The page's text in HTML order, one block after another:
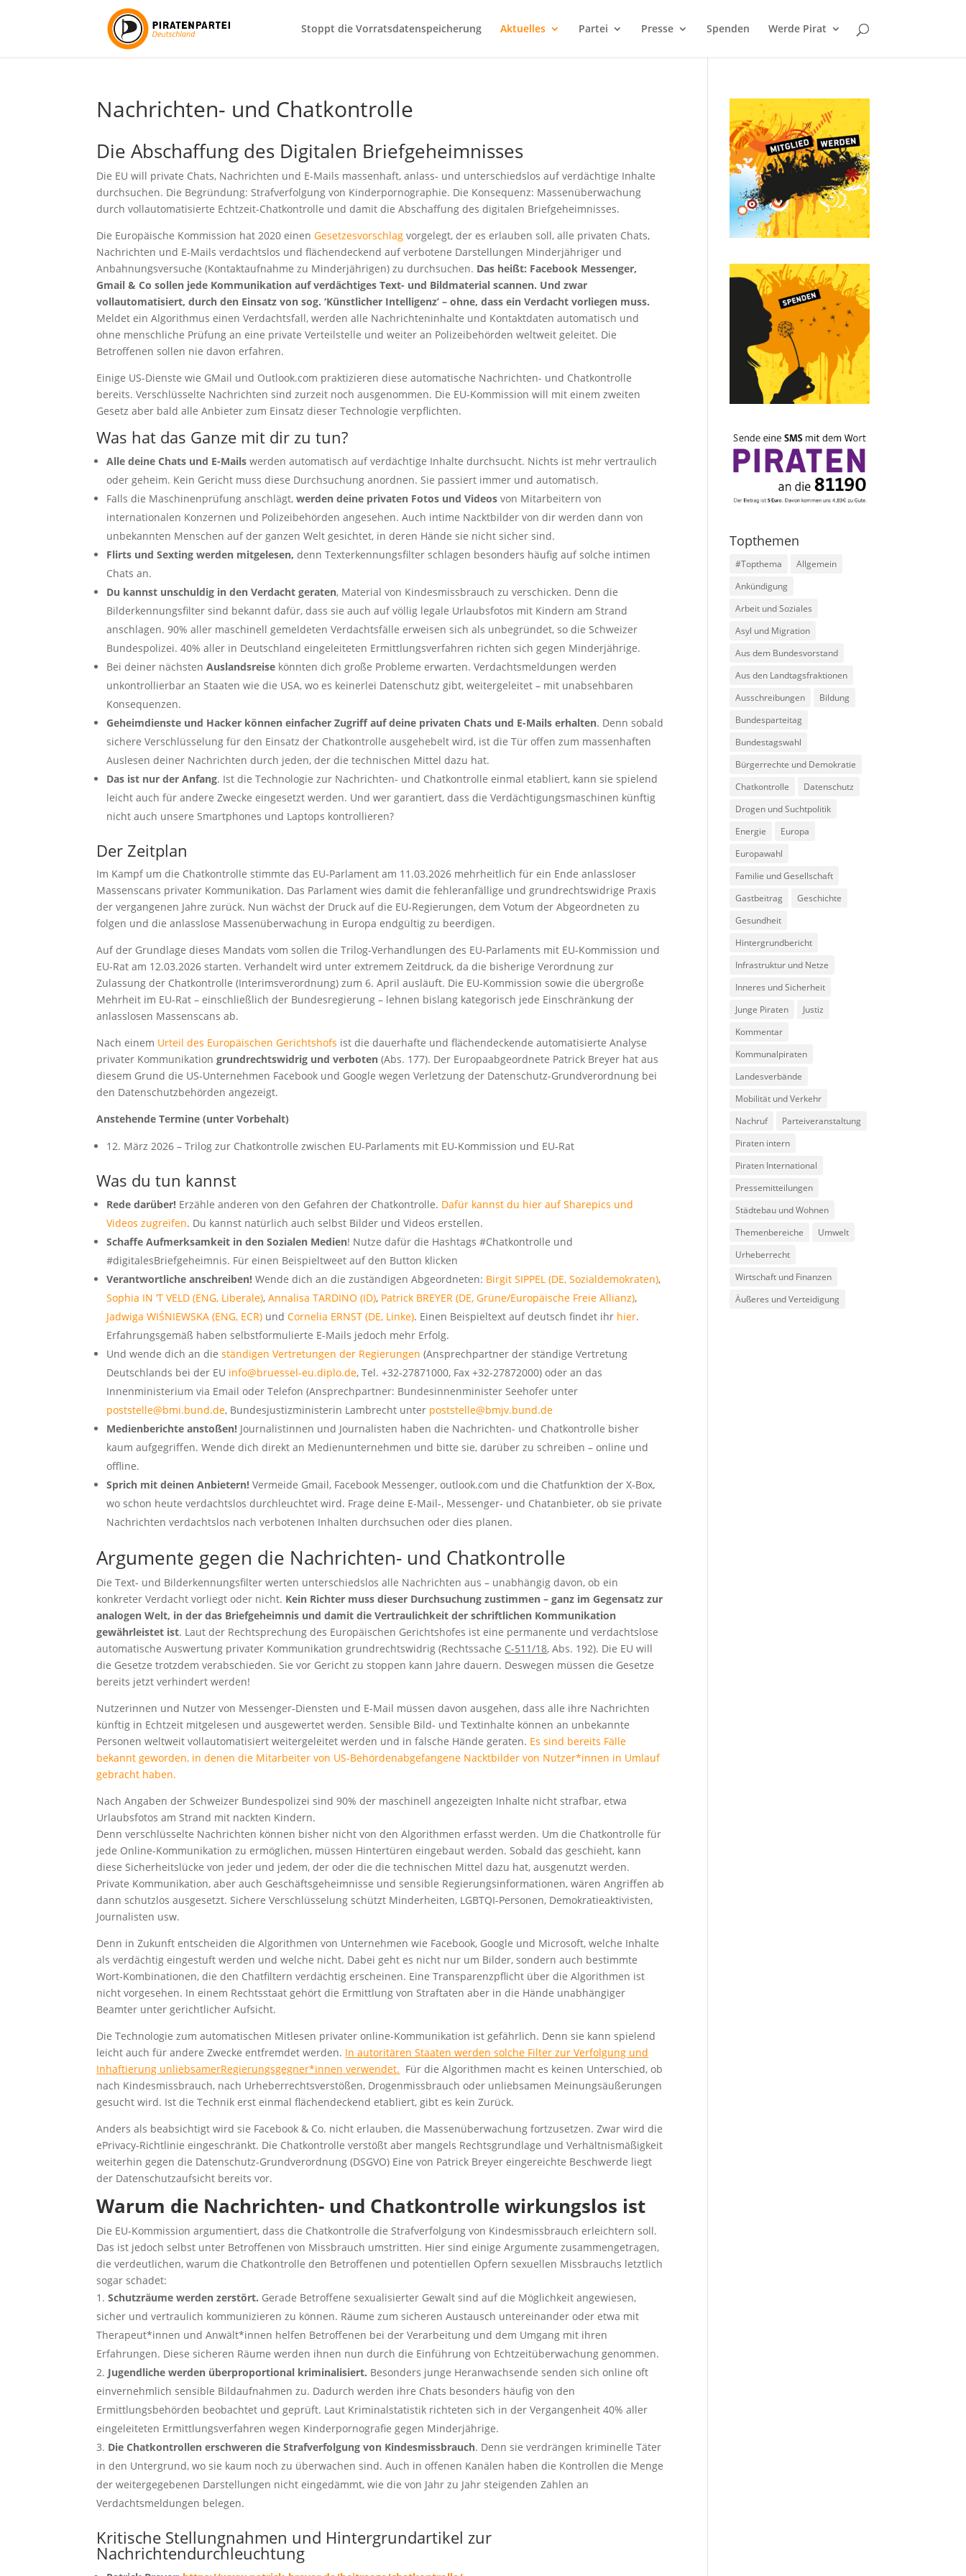
Stoppt die Vorratsdatenspeicherung Aktuelles Partei Presse Spenden Werde Pirat
Nachrichten- und Chatkontrolle
Die Abschaffung des Digitalen Briefgeheimnisses
Die EU will private Chats, Nachrichten und E-Mails massenhaft, anlass- und unterschiedslos auf verdächtige Inhalte
durchsuchen. Die Begründung: Strafverfolgung von Kinderpornographie. Die Konsequenz: Massenüberwachung
durch vollautomatisierte Echtzeit-Chatkontrolle und damit die Abschaffung des digitalen Briefgeheimnisses.
Die Europäische Kommission hat 2020 einenGesetzesvorschlag vorgelegt, der es erlauben soll, alle privaten Chats,
Nachrichten und E-Mails verdachtslos und flächendeckend auf verbotene Darstellungen Minderjähriger und
Anbahnungsversuche (Kontaktaufnahme zu Minderjährigen) zu durchsuchen. Das heißt: Facebook Messenger,
Gmail & Co sollen jede Kommunikation auf verdächtiges Text- und Bildmaterial scannen. Und zwar
vollautomatisiert, durch den Einsatz von sog. ‘Künstlicher Intelligenz’ – ohne, dass ein Verdacht vorliegen muss.
Meldet ein Algorithmus einen Verdachtsfall, werden alle Nachrichteninhalte und Kontaktdaten automatisch und
ohne menschliche Prüfung an eine private Verteilstelle und weiter an Polizeibehörden weltweit geleitet. Die
Betroffenen sollen nie davon erfahren.
Einige US-Dienste wie GMail und Outlook.com praktizieren diese automatische Nachrichten- und Chatkontrolle
bereits. Verschlüsselte Nachrichten sind zurzeit noch ausgenommen. Die EU-Kommission will mit einem zweiten
Gesetz aber bald alle Anbieter zum Einsatz dieser Technologie verpflichten.
Was hat das Ganze mit dir zu tun?
Alle deine Chats und E-Mails werden automatisch auf verdächtige Inhalte durchsucht. Nichts ist mehr vertraulich
oder geheim. Kein Gericht muss diese Durchsuchung anordnen. Sie passiert immer und automatisch.
Falls die Maschinenprüfung anschlägt,werden deine privaten Fotos und Videosvon Mitarbeitern von
internationalen Konzernen und Polizeibehörden angesehen. Auch intime Nacktbilder von dir werden dann von
unbekannten Menschen auf der ganzen Welt gesichtet, in deren Hände sie nicht sicher sind.
Flirts und Sexting werden mitgelesen,denn Texterkennungsfilter schlagen besonders häufig auf solche intimen
Chats an.
Du kannst unschuldig in den Verdacht geraten, Material von Kindesmissbrauch zu verschicken. Denn die
Bilderkennungsfilter sind bekannt dafür, dass sie auch auf völlig legale Urlaubsfotos mit Kindern am Strand
anschlagen. 90% aller maschinell gemeldeten Verdachtsfälle erweisen sich als unbegründet, so die Schweizer
Bundespolizei. 40% aller in Deutschland eingeleiteten Ermittlungsverfahren richten sich gegen Minderjährige.
Bei deiner nächstenAuslandsreise könnten dich große Probleme erwarten. Verdachtsmeldungen werden
unkontrollierbar an Staaten wie die USA, wo es keinerlei Datenschutz gibt, weitergeleitet – mit unabsehbaren
Konsequenzen.
Geheimdienste und Hacker können einfacher Zugriff auf deine privaten Chats und E-Mails erhalten. Denn sobald
sichere Verschlüsselung für den Einsatz der Chatkontrolle ausgehebelt wird, ist die Tür offen zum massenhaften
Auslesen deiner Nachrichten durch jeden, der die technischen Mittel dazu hat.
Das ist nur der Anfang. Ist die Technologie zur Nachrichten- und Chatkontrolle einmal etabliert, kann sie spielend
leicht auch für andere Zwecke eingesetzt werden. Und wer garantiert, dass die Verdächtigungsmaschinen künftig
nicht auch unsere Smartphones und Laptops kontrollieren?
Der Zeitplan
Im Kampf um die Chatkontrolle stimmte das EU-Parlament am 11.03.2026 mehrheitlich für ein Ende anlassloser
Massenscans privater Kommunikation. Das Parlament wies damit die fehleranfällige und grundrechtswidrige Praxis
der vergangenen Jahre zurück. Nun wächst der Druck auf die EU-Regierungen, dem Votum der Abgeordneten zu
folgen und die anlasslose Massenüberwachung in Europa endgültig zu beerdigen.
Auf der Grundlage dieses Mandats vom sollen die Trilog-Verhandlungen des EU-Parlaments mit EU-Kommission und
EU-Rat am 12.03.2026 starten. Verhandelt wird unter extremem Zeitdruck, da die bisherige Verordnung zur
Zulassung der Chatkontrolle (Interimsverordnung) zum 6. April ausläuft. Die EU-Kommission sowie die übergroße
Mehrheit im EU-Rat – einschließlich der Bundesregierung – lehnen bislang kategorisch jede Einschränkung der
anlasslosen Massenscans ab.
Nach einem Urteil des Europäischen Gerichtshofs ist die dauerhafte und flächendeckende automatisierte Analyse
privater Kommunikationgrundrechtswidrig und verboten(Abs. 177). Der Europaabgeordnete Patrick Breyer hat aus
diesem Grund die US-Unternehmen Facebook und Google wegen Verletzung der Datenschutz-Grundverordnung bei
den Datenschutzbehörden angezeigt.
Anstehende Termine (unter Vorbehalt)
12. März 2026 – Trilog zur Chatkontrolle zwischen EU-Parlaments mit EU-Kommission und EU-Rat
Was du tun kannst
Rede darüber! Erzähle anderen von den Gefahren der Chatkontrolle. Dafür kannst du hier auf Sharepics und
Videos zugreifen. Du kannst natürlich auch selbst Bilder und Videos erstellen.
Schaffe Aufmerksamkeit in den Sozialen Medien! Nutze dafür die Hashtags #Chatkontrolle und
#digitalesBriefgeheimnis. Für einen Beispieltweet auf den Button klicken
Verantwortliche anschreiben! Wende dich an die zuständigen Abgeordneten: Birgit SIPPEL (DE, Sozialdemokraten),
Sophia IN ‘T VELD (ENG, Liberale),Annalisa TARDINO (ID), Patrick BREYER (DE, Grüne/Europäische Freie Allianz),
Jadwiga WIŚNIEWSKA (ENG, ECR) undCornelia ERNST (DE, Linke). Einen Beispieltext auf deutsch findet ihr hier.
Erfahrungsgemäß haben selbstformulierte E-Mails jedoch mehr Erfolg.
Und wende dich an dieständigen Vertretungen der Regierungen (Ansprechpartner der ständige Vertretung
Deutschlands bei der EU info@bruessel-eu.diplo.de, Tel. +32-27871000, Fax +32-27872000) oder an das
Innenministerium via Email oder Telefon (Ansprechpartner: Bundesinnenminister Seehofer unter
poststelle@bmi.bund.de, Bundesjustizministerin Lambrecht unter poststelle@bmjv.bund.de
Medienberichte anstoßen! Journalistinnen und Journalisten haben die Nachrichten- und Chatkontrolle bisher
kaum aufgegriffen. Wende dich direkt an Medienunternehmen und bitte sie, darüber zu schreiben – online und
offline.
Sprich mit deinen Anbietern! Vermeide Gmail, Facebook Messenger, outlook.com und die Chatfunktion der X-Box,
wo schon heute verdachtslos durchleuchtet wird. Frage deine E-Mail-, Messenger- und Chatanbieter, ob sie private
Nachrichten verdachtslos nach verbotenen Inhalten durchsuchen oder dies planen.
Argumente gegen die Nachrichten- und Chatkontrolle
Die Text- und Bilderkennungsfilter werten unterschiedslos alle Nachrichten aus – unabhängig davon, ob ein
konkreter Verdacht vorliegt oder nicht. Kein Richter muss dieser Durchsuchung zustimmen – ganz im Gegensatz zur
analogen Welt, in der das Briefgeheimnis und damit die Vertraulichkeit der schriftlichen Kommunikation
gewährleistet ist. Laut der Rechtsprechung des Europäischen Gerichtshofes ist eine permanente und verdachtslose
automatische Auswertung privater Kommunikation grundrechtswidrig (Rechtssache C-511/18, Abs. 192). Die EU will
die Gesetze trotzdem verabschieden. Sie vor Gericht zu stoppen kann Jahre dauern. Deswegen müssen die Gesetze
bereits jetzt verhindert werden!
Nutzerinnen und Nutzer von Messenger-Diensten und E-Mail müssen davon ausgehen, dass alle ihre Nachrichten
künftig in Echtzeit mitgelesen und ausgewertet werden. Sensible Bild- und Textinhalte können an unbekannte
Personen weltweit vollautomatisiert weitergeleitet werden und in falsche Hände geraten. Es sind bereits Fälle
bekannt geworden, in denen die Mitarbeiter von US-Behördenabgefangene Nacktbilder von Nutzer*innen in Umlauf
gebracht haben.
Nach Angaben der Schweizer Bundespolizei sind 90% der maschinell angezeigten Inhalte nicht strafbar, etwa
Urlaubsfotos am Strand mit nackten Kindern.
Denn verschlüsselte Nachrichten können bisher nicht von den Algorithmen erfasst werden. Um die Chatkontrolle für
jede Online-Kommunikation zu ermöglichen, müssen Hintertüren eingebaut werden. Sobald das geschieht, kann
diese Sicherheitslücke von jeder und jedem, der oder die die technischen Mittel dazu hat, ausgenutzt werden.
Private Kommunikation, aber auch Geschäftsgeheimnisse und sensible Regierungsinformationen, wären Angriffen ab
dann schutzlos ausgesetzt. Sichere Verschlüsselung schützt Minderheiten, LGBTQI-Personen, Demokratieaktivisten,
Journalisten usw.
Denn in Zukunft entscheiden die Algorithmen von Unternehmen wie Facebook, Google und Microsoft, welche Inhalte
als verdächtig eingestuft werden und welche nicht. Dabei geht es nicht nur um Bilder, sondern auch bestimmte
Wort-Kombinationen, die den Chatfiltern verdächtig erscheinen. Eine Transparenzpflicht über die Algorithmen ist
nicht vorgesehen. In einem Rechtsstaat gehört die Ermittlung von Straftaten aber in die Hände unabhängiger
Beamter unter gerichtlicher Aufsicht.
Die Technologie zum automatischen Mitlesen privater online-Kommunikation ist gefährlich. Denn sie kann spielend
leicht auch für andere Zwecke entfremdet werden. In autoritären Staaten werden solche Filter zur Verfolgung und
Inhaftierung unliebsamerRegierungsgegner*innen verwendet. Für die Algorithmen macht es keinen Unterschied, ob
nach Kindesmissbrauch, nach Urheberrechtsverstößen, Drogenmissbrauch oder unliebsamen Meinungsäußerungen
gesucht wird. Ist die Technik erst einmal flächendeckend etabliert, gibt es kein Zurück.
Anders als beabsichtigt wird sie Facebook & Co. nicht erlauben, die Massenüberwachung fortzusetzen. Zwar wird die
ePrivacy-Richtlinie eingeschränkt. Die Chatkontrolle verstößt aber mangels Rechtsgrundlage und Verhältnismäßigkeit
weiterhin gegen die Datenschutz-Grundverordnung (DSGVO) Eine von Patrick Breyer eingereichte Beschwerde liegt
der Datenschutzaufsicht bereits vor.
Warum die Nachrichten- und Chatkontrolle wirkungslos ist
Die EU-Kommission argumentiert, dass die Chatkontrolle die Strafverfolgung von Kindesmissbrauch erleichtern soll.
Das ist jedoch selbst unter Betroffenen von Missbrauch umstritten. Hier sind einige Argumente zusammengetragen,
die verdeutlichen, warum die Chatkontrolle den Betroffenen und potentiellen Opfern sexuellen Missbrauchs letztlich
sogar schadet:
Schutzräume werden zerstört. Gerade Betroffene sexualisierter Gewalt sind auf die Möglichkeit angewiesen,
sicher und vertraulich kommunizieren zu können. Räume zum sicheren Austausch untereinander oder etwa mit
Therapeut*innen und Anwält*innen helfen Betroffenen bei der Verarbeitung und dem Umgang mit ihren
Erfahrungen. Diese sicheren Räume werden ihnen nun durch die Einführung von Echtzeitüberwachung genommen.
Jugendliche werden überproportional kriminalisiert. Besonders junge Heranwachsende senden sich online oft
einvernehmlich sensible Bildaufnahmen zu. Dadurch werden ihre Chats besonders häufig von den
Ermittlungsbehörden beobachtet und geprüft. Laut Kriminalstatistik richteten sich in der Vergangenheit 40% aller
eingeleiteten Ermittlungsverfahren wegen Kinderpornografie gegen Minderjährige.
Die Chatkontrollen erschweren die Strafverfolgung von Kindesmissbrauch. Denn sie verdrängen kriminelle Täter
in den Untergrund, wo sie kaum noch zu überwachen sind. Auch in offenen Kanälen haben die Kontrollen die Menge
der weitergegebenen Darstellungen nicht eingedämmt, wie die von Jahr zu Jahr steigenden Zahlen an
Verdachtsmeldungen belegen.
Kritische Stellungnahmen und Hintergrundartikel zur
Nachrichtendurchleuchtung
Topthemen
#Topthema
Allgemein
Ankündigung
Arbeit und Soziales
Asyl und Migration
Aus dem Bundesvorstand
Aus den Landtagsfraktionen
Ausschreibungen
Bildung
Bundesparteitag
Bundestagswahl
Bürgerrechte und Demokratie
Chatkontrolle
Datenschutz
Drogen und Suchtpolitik
Energie
Europa
Europawahl
Familie und Gesellschaft
Gastbeitrag
Geschichte
Gesundheit
Hintergrundbericht
Infrastruktur und Netze
Inneres und Sicherheit
Junge Piraten
Justiz
Kommentar
Kommunalpiraten
Landesverbände
Mobilität und Verkehr
Nachruf
Parteiveranstaltung
Piraten intern
Piraten International
Pressemitteilungen
Städtebau und Wohnen
Themenbereiche
Umwelt
Urheberrecht
Wirtschaft und Finanzen
Äußeres und Verteidigung